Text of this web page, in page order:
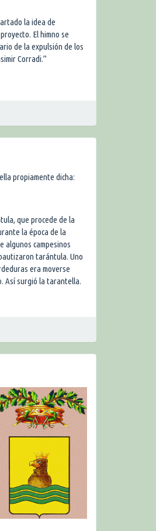
la idea de
El himno se
de la expulsión de los
Corradi.”
propiamente dicha:
que procede de la
la época de la
algunos campesinos
tarántula. Uno
era moverse
Así surgió la tarantella.